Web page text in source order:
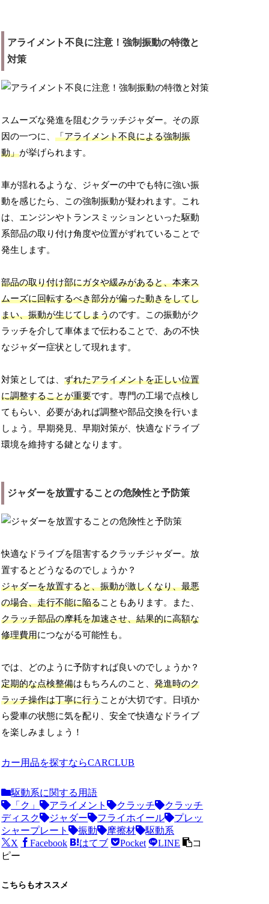
アライメント不良に注意！強制振動の特徴と
対策
スムーズな発進を阻むクラッチジャダー。その原
因の一つに、「アライメント不良による強制振
動」が挙げられます。
車が揺れるような、ジャダーの中でも特に強い振
動を感じたら、この強制振動が疑われます。これ
は、エンジンやトランスミッションといった駆動
系部品の取り付け角度や位置がずれていることで
発生します。
部品の取り付け部にガタや緩みがあると、本来ス
ムーズに回転するべき部分が偏った動きをしてし
まい、振動が生じてしまうのです。この振動がク
ラッチを介して車体まで伝わることで、あの不快
なジャダー症状として現れます。
対策としては、ずれたアライメントを正しい位置
に調整することが重要です。専門の工場で点検し
てもらい、必要があれば調整や部品交換を行いま
しょう。早期発見、早期対策が、快適なドライブ
環境を維持する鍵となります。
ジャダーを放置することの危険性と予防策
快適なドライブを阻害するクラッチジャダー。放
置するとどうなるのでしょうか？
ジャダーを放置すると、振動が激しくなり、最悪
の場合、走行不能に陥ることもあります。また、
クラッチ部品の摩耗を加速させ、結果的に高額な
修理費用につながる可能性も。
では、どのように予防すれば良いのでしょうか？
定期的な点検整備はもちろんのこと、発進時のク
ラッチ操作は丁寧に行うことが大切です。日頃か
ら愛車の状態に気を配り、安全で快適なドライブ
を楽しみましょう！
カー用品を探すならCARCLUB
駆動系に関する用語
「ク」
アライメント クラッチ
クラッチ
ディスク
ジャダー フライホイール
プレッ
シャープレート
振動 摩擦材
駆動系
X
Facebook はてブ Pocket LINE
コ
ピー
こちらもオススメ